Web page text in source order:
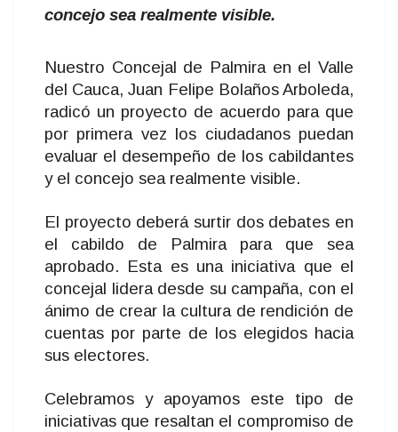
concejo sea realmente visible.
Nuestro Concejal de Palmira en el Valle
del Cauca, Juan Felipe Bolaños Arboleda,
radicó un proyecto de acuerdo para que
por primera vez los ciudadanos puedan
evaluar el desempeño de los cabildantes
y el concejo sea realmente visible.
El proyecto deberá surtir dos debates en
el cabildo de Palmira para que sea
aprobado. Esta es una iniciativa que el
concejal lidera desde su campaña, con el
ánimo de crear la cultura de rendición de
cuentas por parte de los elegidos hacia
sus electores.
Celebramos y apoyamos este tipo de
iniciativas que resaltan el compromiso de